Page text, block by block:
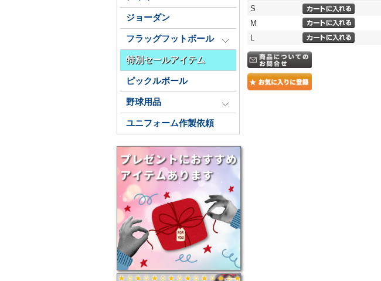
ジョーダン
フラッグフットボール
特別セールアイテム
ピックルボール
野球用品
ユニフォーム作製依頼
S
M
L